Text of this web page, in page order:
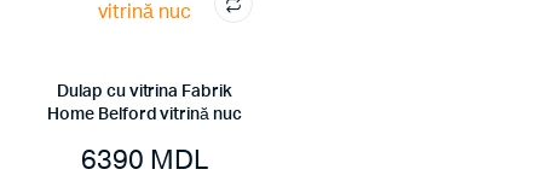
Dulap cu vitrina Fabrik
Home Belford vitrină nuc
6390 MDL